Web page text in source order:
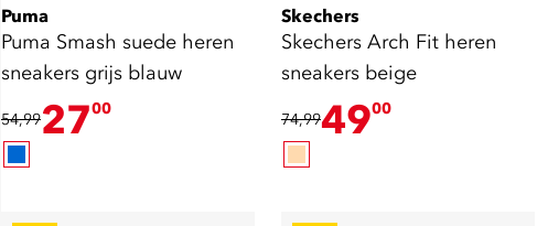
Puma
Puma Smash suede heren
sneakers grijs blauw
54,992700
Skechers
Skechers Arch Fit heren
sneakers beige
74,994900